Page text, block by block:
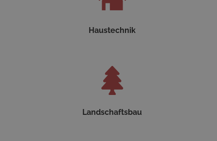
Haustechnik
Landschaftsbau